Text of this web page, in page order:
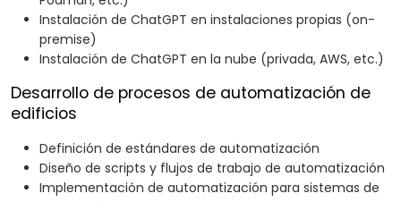
Instalación de ChatGPT en instalaciones propias (on-
premise)
Instalación de ChatGPT en la nube (privada, AWS, etc.)
Desarrollo de procesos de automatización de
edificios
Definición de estándares de automatización
Diseño de scripts y flujos de trabajo de automatización
Implementación de automatización para sistemas de